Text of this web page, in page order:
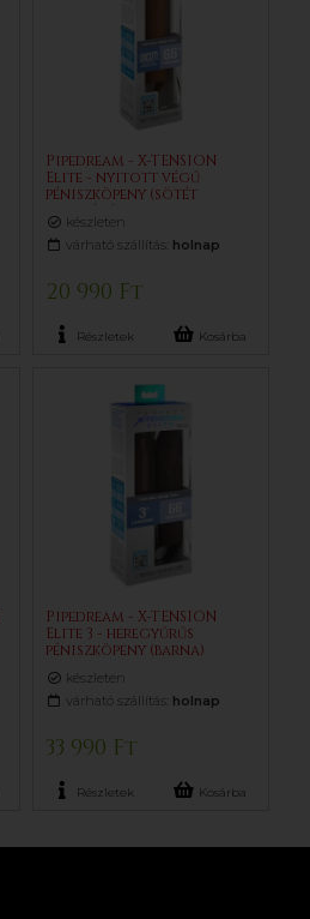
Pipedream - X-TENSION
Elite - nyitott végű
péniszköpeny (sötét
testszínű)
készleten
várható szállítás: holnap
20 990 Ft
Részletek Kosárba
Pipedream - X-TENSION
Elite 3 - heregyűrűs
péniszköpeny (barna)
készleten
várható szállítás: holnap
33 990 Ft
Részletek Kosárba